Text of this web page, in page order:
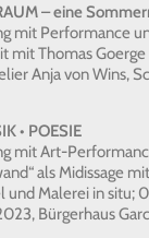
– eine
mit Performance
mit Thomas Goerge
Anja von Wins,
• POESIE
mit Art-
als Midissage
und Malerei in situ;
Bürgerhaus